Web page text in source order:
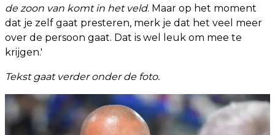
de zoon van komt in het veld. Maar op het moment
dat je zelf gaat presteren, merk je dat het veel meer
over de persoon gaat. Dat is wel leuk om mee te
krijgen.'
Tekst gaat verder onder de foto.